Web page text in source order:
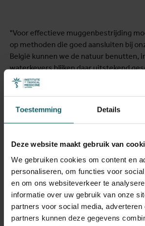
Toestemming Details
Deze website maakt gebruik van
We gebruiken cookies om content en
personaliseren, om functies voor
en om ons websiteverkeer te
informatie over uw gebruik van onze
partners voor social media, adverteren
partners kunnen deze gegevens
"Voor effectieve muggenbestrijding
op methoden die goed aansluiten bij
België kunnen we de natuur benutten,
waterkevers blijken daar uitstekend
prof. dr. Ruth Müller
, hoofd van de
van het ITG.
Vervolgonderzoek
Voordat we waterroofkevers op grote
inzetten, willen de onderzoekers nog
beantwoorden. Hoe gedragen de
natuurlijke omgevingen? En welke
ze? Daarnaast is er meer onderzoek
deze kevers efficiënt op grote schaal